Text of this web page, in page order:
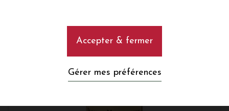
Accepter & fermer
Gérer mes préférences